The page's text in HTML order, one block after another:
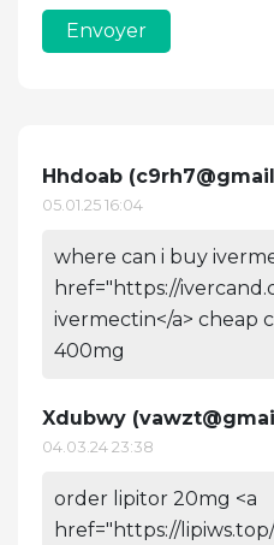
Envoyer
Hhdoab (
05.01.25 16:04
where can i buy
href="https://
ivermectin</a> cheap
400mg
Xdubwy (
04.03.24 23:38
order lipitor 20mg <a
href="https://